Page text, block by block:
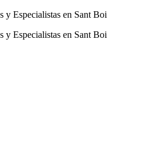
Especialistas en Sant Boi
Especialistas en Sant Boi